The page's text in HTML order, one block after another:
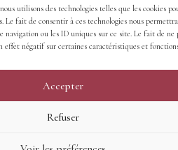
utilisons des technologies telles que les cookies
Le fait de consentir à ces technologies nous
navigation ou les ID uniques sur ce site. Le fait de ne
effet négatif sur certaines caractéristiques et
Accepter
Refuser